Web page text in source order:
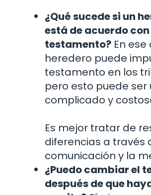
¿Qué sucede si un
está de acuerdo con
testamento? En ese
heredero puede
testamento en los
pero esto puede ser
complicado y
Es mejor tratar de
diferencias a través
comunicación y la
¿Puedo cambiar el
después de que